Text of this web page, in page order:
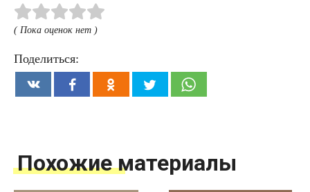
( Пока оценок нет )
Поделиться:
Похожие материалы